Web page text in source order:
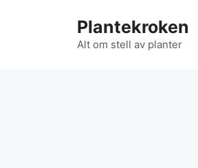
Plantekroken
Alt om stell av planter